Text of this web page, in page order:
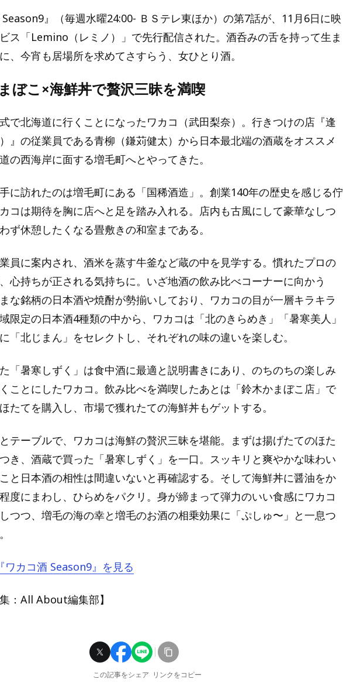
Season9』（毎週水曜24:00- ＢＳテレ東ほか）の第7話が、11月6日に映
ス「Lemino（レミノ）」で先行配信された。酒呑みの舌を持って生ま
、今宵も居場所を求めてさすらう、女ひとり酒。
ぼこ×海鮮丼で贅沢三昧を満喫
で北海道に行くことになったワカコ（武田梨奈）。行きつけの店『逢
』の従業員である青柳（鎌苅健太）から日本最北端の酒蔵をオススメ
の西海岸に面する増毛町へとやってきた。
に訪れたのは増毛町にある「国稀酒造」。創業140年の歴史を感じる佇
コは期待を胸に店へと足を踏み入れる。店内も古風にして豪華なしつ
ず休憩したくなる畳敷きの和室まである。
員に案内され、酒米を蒸す牛釜など蔵の中を見学する。慣れたプロの
心持ちが正される気持ちに。いざ地酒の飲み比べコーナーに向かう
な銘柄の日本酒や焼酎が勢揃いしており、ワカコの目が一層キラキラ
限定の日本酒4種類の中から、ワカコは「北のきらめき」「暑寒美人」
「北じまん」をセレクトし、それぞれの味の違いを楽しむ。
「暑寒しずく」は食中酒に最適と説明書きにあり、のちのちの楽しみ
ことにしたワカコ。飲み比べを満喫したあとは「鈴木かまぼこ店」で
たてを購入し、市場で獲れたての海鮮丼もゲットする。
テーブルで、ワカコは海鮮の贅沢三昧を堪能。まずは揚げたてのほた
き、酒蔵で買った「暑寒しずく」を一口。スッキリと爽やかな味わい
と日本酒の相性は間違いないと再確認する。そして海鮮丼に醤油をか
度にまわし、ひらめをパクリ。身が締まって弾力のいい食感にワカコ
つつ、増毛の海の幸と増毛のお酒の相乗効果に「ぷしゅ〜」と一息つ
ワカコ酒 Season9』を見る
：All About編集部】
この記事をシェア リンクをコピー